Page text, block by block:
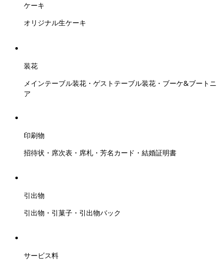
ケーキ
オリジナル生ケーキ
装花
メインテーブル装花・ゲストテーブル装花・ブーケ&ブートニ
ア
印刷物
招待状・席次表・席札・芳名カード・結婚証明書
引出物
引出物・引菓子・引出物バック
サービス料